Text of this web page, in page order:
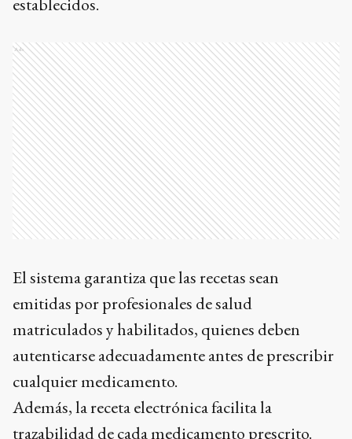
establecidos.
Ads
El sistema garantiza que las recetas sean
emitidas por profesionales de salud
matriculados y habilitados, quienes deben
autenticarse adecuadamente antes de prescribir
cualquier medicamento.
Además, la receta electrónica facilita la
trazabilidad de cada medicamento prescrito.